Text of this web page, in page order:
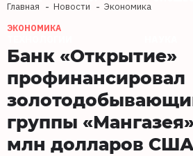
Главная Новости Экономика
ЭКОНОМИКА
Банк «Открытие»
профинансировал
группы
млн долларов